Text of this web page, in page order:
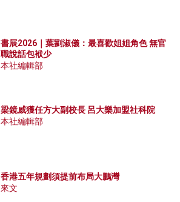
書展2026｜葉劉淑儀：最喜歡姐姐角色 無官
職說話包袱少
本社編輯部
梁鏡威獲任方大副校長 呂大樂加盟社科院
本社編輯部
香港五年規劃須提前布局大鵬灣
來文